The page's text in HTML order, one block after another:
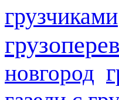
грузчиками
новгород